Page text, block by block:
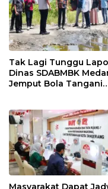
Tak Lagi Tunggu
Dinas SDABMBK Medan
Jemput Bola Tangani
Masyarakat Dapat